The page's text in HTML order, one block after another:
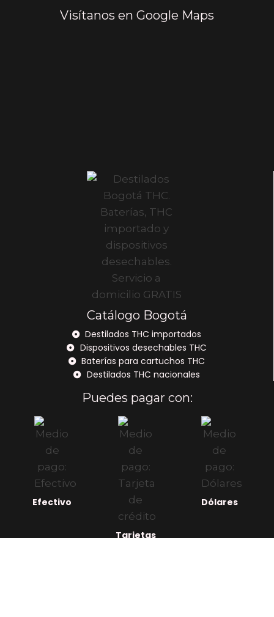
Visítanos en Google Maps
Catálogo Bogotá
Destilados THC importados
Dispositivos desechables THC
Baterías para cartuchos THC
Destilados THC nacionales
Puedes pagar con:
Efectivo
Tarjetas
Dólares